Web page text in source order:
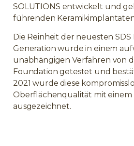
SOLUTIONS entwickelt und
führenden
Die Reinheit der neuesten
Generation wurde in einem
unabhängigen Verfahren von
Foundation getestet und
2021 wurde diese
Oberflächenqualität mit einem
ausgezeichnet.